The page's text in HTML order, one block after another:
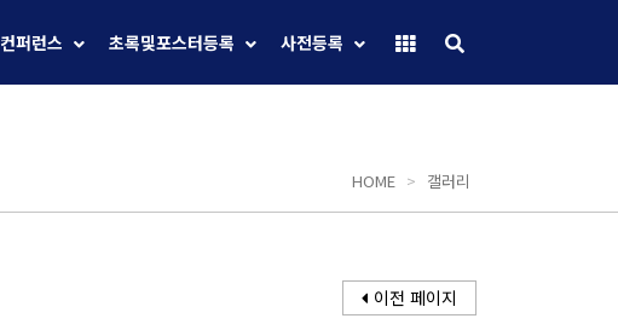
컨퍼런스 초록및포스터등록 사전등록
HOME > 갤러리
이전 페이지